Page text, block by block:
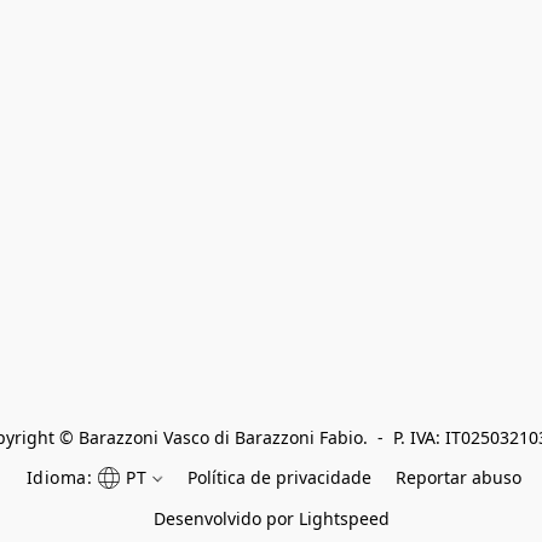
© Barazzoni Vasco di Barazzoni Fabio.  -  P. IVA:
Idioma:
PT Política de privacidade
Reportar abuso
Desenvolvido por Lightspeed